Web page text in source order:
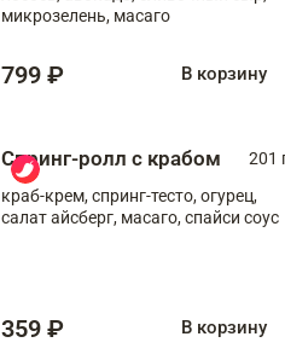
микрозелень, масаго
799 ₽ В корзину
Спринг-ролл с крабом
201
краб-крем, спринг-тесто, огурец,
салат айсберг, масаго, спайси соус
359 ₽ В корзину